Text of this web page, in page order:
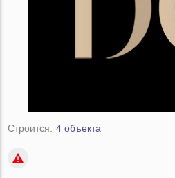
Строится: 4 объекта